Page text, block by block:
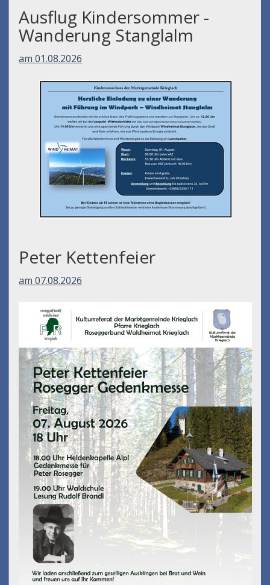
Ausflug Kindersommer -
Wanderung Stanglalm
am 01.08.2026
Peter Kettenfeier
am 07.08.2026